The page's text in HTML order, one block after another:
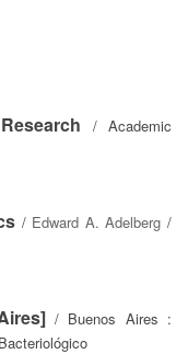
/ Academic
/ Edward A. Adelberg /
/ Buenos Aires :